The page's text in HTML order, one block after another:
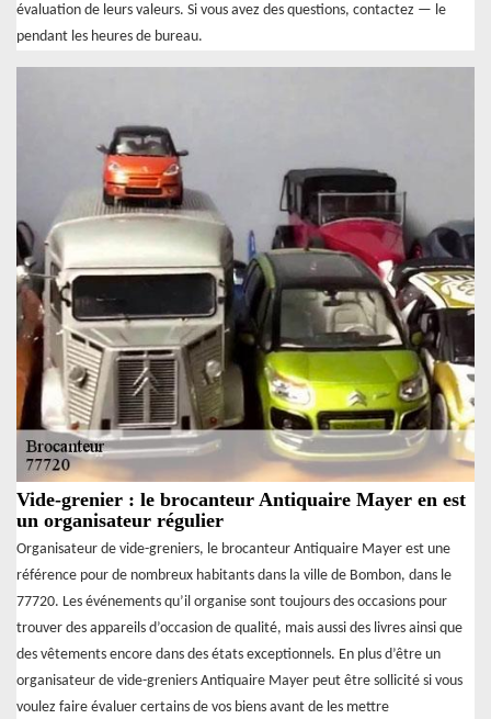
évaluation de leurs valeurs. Si vous avez des questions, contactez — le
pendant les heures de bureau.
Vide-grenier : le brocanteur Antiquaire Mayer en est
un organisateur régulier
Organisateur de vide-greniers, le brocanteur Antiquaire Mayer est une
référence pour de nombreux habitants dans la ville de Bombon, dans le
77720. Les événements qu’il organise sont toujours des occasions pour
trouver des appareils d’occasion de qualité, mais aussi des livres ainsi que
des vêtements encore dans des états exceptionnels. En plus d’être un
organisateur de vide-greniers Antiquaire Mayer peut être sollicité si vous
voulez faire évaluer certains de vos biens avant de les mettre